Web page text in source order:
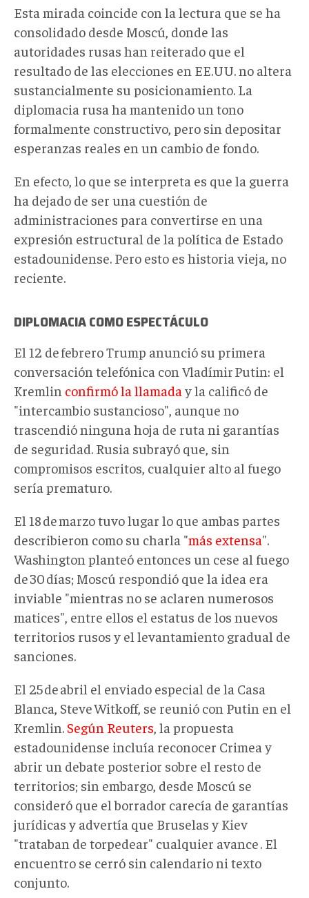
Esta mirada coincide con la lectura que se ha
consolidado desde Moscú, donde las
autoridades rusas han reiterado que el
resultado de las elecciones en EE.UU. no altera
sustancialmente su posicionamiento. La
diplomacia rusa ha mantenido un tono
formalmente constructivo, pero sin depositar
esperanzas reales en un cambio de fondo.
En efecto, lo que se interpreta es que la guerra
ha dejado de ser una cuestión de
administraciones para convertirse en una
expresión estructural de la política de Estado
estadounidense. Pero esto es historia vieja, no
reciente.
DIPLOMACIA COMO ESPECTÁCULO
El 12 de febrero Trump anunció su primera
conversación telefónica con Vladímir Putin: el
Kremlin confirmó la llamada y la calificó de
"intercambio sustancioso", aunque no
trascendió ninguna hoja de ruta ni garantías
de seguridad. Rusia subrayó que, sin
compromisos escritos, cualquier alto al fuego
sería prematuro.
El 18 de marzo tuvo lugar lo que ambas partes
describieron como su charla "más extensa".
Washington planteó entonces un cese al fuego
de 30 días; Moscú respondió que la idea era
inviable "mientras no se aclaren numerosos
matices", entre ellos el estatus de los nuevos
territorios rusos y el levantamiento gradual de
sanciones.
El 25 de abril el enviado especial de la Casa
Blanca, Steve Witkoff, se reunió con Putin en el
Kremlin. Según Reuters , la propuesta
estadounidense incluía reconocer Crimea y
abrir un debate posterior sobre el resto de
territorios; sin embargo, desde Moscú se
consideró que el borrador carecía de garantías
jurídicas y advertía que Bruselas y Kiev
"trataban de torpedear" cualquier avance . El
encuentro se cerró sin calendario ni texto
conjunto.